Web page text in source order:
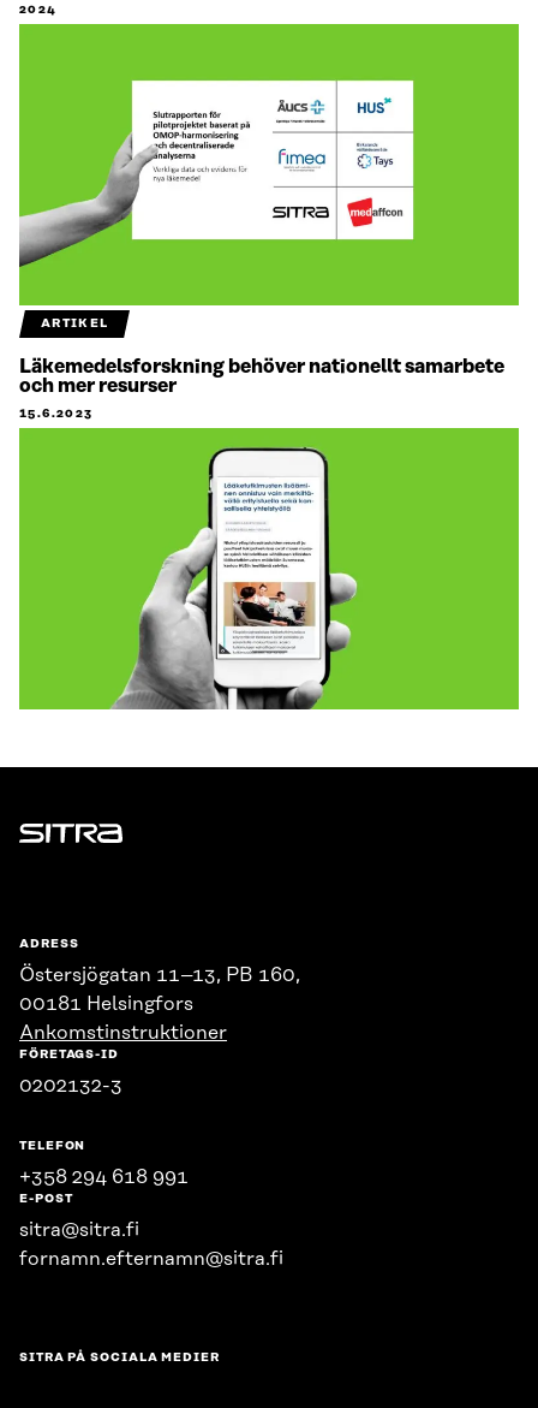
2024
ARTIKEL
Läkemedelsforskning behöver nationellt samarbete
och mer resurser
15.6.2023
Sitra
ADRESS
Östersjögatan 11–13, PB 160,
00181 Helsingfors
Ankomstinstruktioner
FÖRETAGS-ID
0202132-3
TELEFON
+358 294 618 991
E-POST
sitra@sitra.fi
fornamn.efternamn@sitra.fi
SITRA PÅ SOCIALA MEDIER